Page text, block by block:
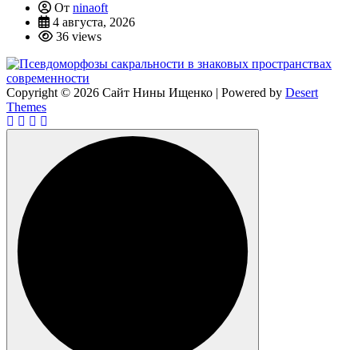
От ninaoft
4 августа, 2026
36 views
Copyright © 2026 Сайт Нины Ищенко | Powered by Desert
Themes